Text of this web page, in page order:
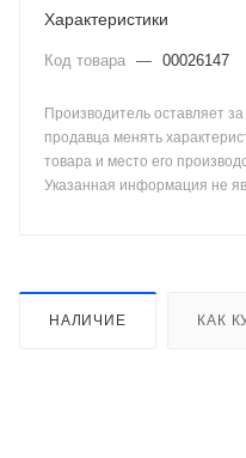
Характеристики
Код товара — 00026147
Производитель оставляет
продавца менять
товара и место его
Указанная информация не
НАЛИЧИЕ КАК